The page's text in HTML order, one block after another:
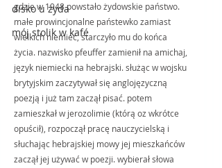
disko u żyda
mój stolik w kafé
gdzie w 1948 powstało żydowskie państwo.
małe prowincjonalne państewko zamiast
wielkich niemiec, starczyło mu do końca
życia. nazwisko pfeuffer zamienił na amichaj,
język niemiecki na hebrajski. służąc w wojsku
brytyjskim zaczytywał się anglojęzyczną
poezją i już tam zaczął pisać. potem
zamieszkał w jerozolimie (którą oz wkrótce
opuścił), rozpoczął pracę nauczycielską i
słuchając hebrajskiej mowy jej mieszkańców
zaczął jej używać w poezji. wybierał słowa